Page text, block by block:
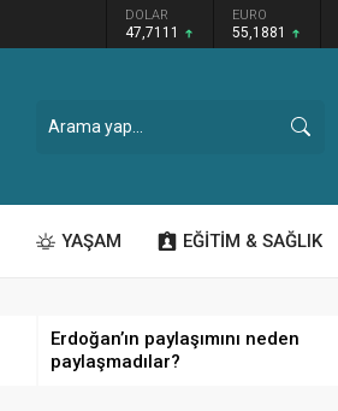
DOLAR
47,7111
EURO
55,1881
YAŞAM EĞİTİM & SAĞLIK
Erdoğan’ın paylaşımını neden
paylaşmadılar?